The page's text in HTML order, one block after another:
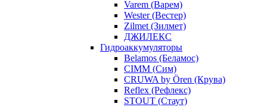
Varem (Варем)
Wester (Вестер)
Zilmet (Зилмет)
ДЖИЛЕКС
Гидроаккумуляторы
Belamos (Беламос)
CIMM (Сим)
CRUWA by Ören (Крува)
Reflex (Рефлекс)
STOUT (Стаут)